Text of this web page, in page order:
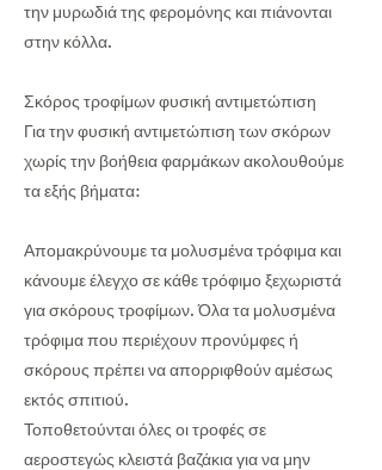
την μυρωδιά της φερομόνης και πιάνονται
στην κόλλα.
Σκόρος τροφίμων φυσική αντιμετώπιση
Για την φυσική αντιμετώπιση των σκόρων
χωρίς την βοήθεια φαρμάκων ακολουθούμε
τα εξής βήματα:
Απομακρύνουμε τα μολυσμένα τρόφιμα και
κάνουμε έλεγχο σε κάθε τρόφιμο ξεχωριστά
για σκόρους τροφίμων. Όλα τα μολυσμένα
τρόφιμα που περιέχουν προνύμφες ή
σκόρους πρέπει να απορριφθούν αμέσως
εκτός σπιτιού.
Τοποθετούνται όλες οι τροφές σε
αεροστεγώς κλειστά βαζάκια για να μην